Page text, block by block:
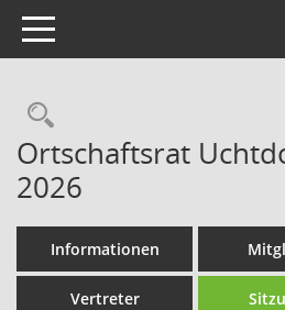
Toggle navigation
Rechercheauswahl
Ortschaftsrat
2026
Informationen
Vertreter